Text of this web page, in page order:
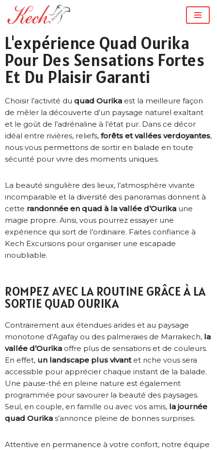
Aller
au
contenu
L'expérience Quad Ourika
Pour Des Sensations Fortes
Et Du Plaisir Garanti
Choisir l’activité du quad Ourika est la meilleure façon
de mêler la découverte d’un paysage naturel exaltant
et le goût de l’adrénaline à l’état pur. Dans ce décor
idéal entre rivières, reliefs, forêts et vallées verdoyantes,
nous vous permettons de sortir en balade en toute
sécurité pour vivre des moments uniques.
La beauté singulière des lieux, l’atmosphère vivante
incomparable et la diversité des panoramas donnent à
cette randonnée en quad à la vallée d’Ourika une
magie propre. Ainsi, vous pourrez essayer une
expérience qui sort de l’ordinaire. Faites confiance à
Kech Excursions pour organiser une escapade
inoubliable.
ROMPEZ AVEC LA ROUTINE GRÂCE À LA
SORTIE QUAD OURIKA
Contrairement aux étendues arides et au paysage
monotone d’Agafay ou des palmeraies de Marrakech, la
vallée d’Ourika offre plus de sensations et de couleurs.
En effet, un landscape plus vivantet riche vous sera
accessible pour apprécier chaque instant de la balade.
Une pause-thé en pleine nature est également
programmée pour savourer la beauté des paysages.
Seul, en couple, en famille ou avec vos amis, la journée
quad Ourika s’annonce pleine de bonnes surprises.
Attentive en permanence à votre confort, notre équipe